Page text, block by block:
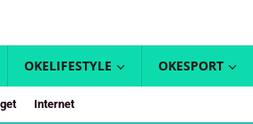
OKELIFESTYLE OKESPORT
Internet